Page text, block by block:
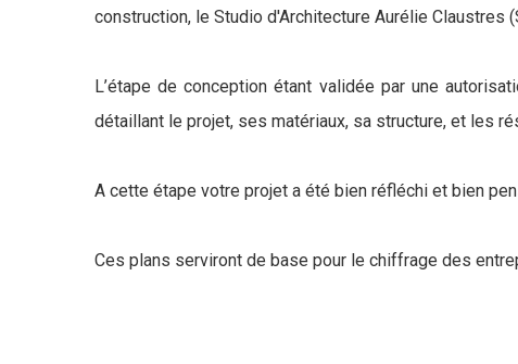
construction, le Studio d'Architecture Aurélie Claustres
L’étape de conception étant validée par une
détaillant le projet, ses matériaux, sa structure, et les
A cette étape votre projet a été bien réfléchi et bien
Ces plans serviront de base pour le chiffrage des